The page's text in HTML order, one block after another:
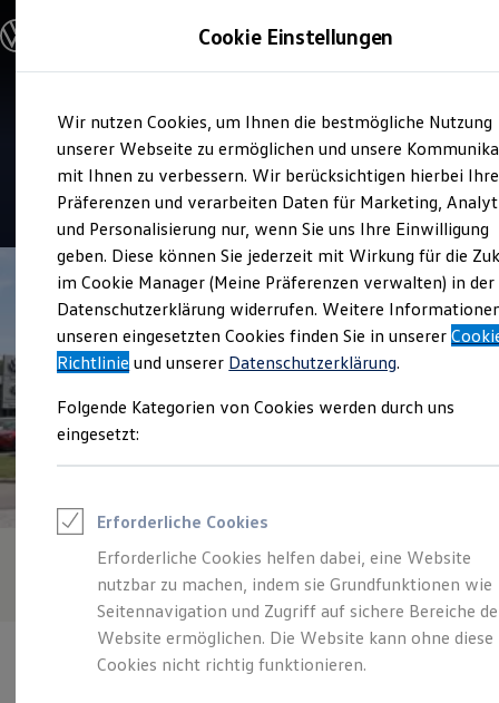
Hauptinhalt
springen
Footer
springen
Modelle und Konfigurator
Modelle vergleichen
Elektroautos
ENERGY Sondermodelle
Nutzfahrzeuge
SUV und CUV
Familienautos
Kombis
Kompaktwagen
Sportwagen
Schnell verfügbare Fahrzeuge
Angebote und Produkte
Aktuelle Angebote
E-Auto-Förderung
Volkswagen Marktplatz
Junge Gebrauchtwagen und Gebrauchtwagen
Volkswagen Zertifizierte Gebrauchtwagen
Zubehör- und Serviceangebote
Leasing
Leasing-Angebote
Gebrauchtwagen Leasing
Junge Gebrauchtwagen-Leasing
Elektroauto Leasing
Kleinwagen-Leasing
Leasing ohne Anzahlung
Finanzierung
Service
Auto Bierschneider Manching
4.6| 164 Bewertungen
Cookie Einstellungen
Wir nutzen Cookies, um Ihnen die bestmögliche Nutzung
unserer Webseite zu ermöglichen und unsere
mit Ihnen zu verbessern. Wir berücksichtigen hierbei Ihre
Präferenzen und verarbeiten Daten für Marketing,
und Personalisierung nur, wenn Sie uns Ihre Einwilligung
geben. Diese können Sie jederzeit mit Wirkung für die
im Cookie Manager (Meine Präferenzen verwalten) in der
Datenschutzerklärung widerrufen. Weitere
unseren eingesetzten Cookies finden Sie in unserer
Richtlinie und unserer Datenschutzerklärung.
Folgende Kategorien von Cookies werden durch uns
eingesetzt:
Erforderliche Cookies
Erforderliche Cookies helfen dabei, eine Website
nutzbar zu machen, indem sie Grundfunktionen wie
Seitennavigation und Zugriff auf sichere Bereiche
Website ermöglichen. Die Website kann ohne diese
Cookies nicht richtig funktionieren.